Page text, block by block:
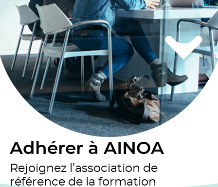
Adhérer à AINOA
Rejoignez l’association de
référence de la formation